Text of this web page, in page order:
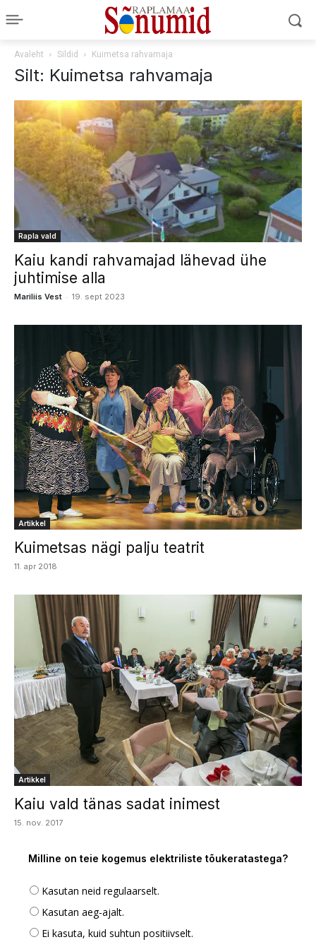
Avaleht Sildid Kuimetsa rahvamaja
Silt: Kuimetsa rahvamaja
Rapla vald
Kaiu kandi rahvamajad lähevad ühe
juhtimise alla
Mariliis Vest - 19. sept 2023
Artikkel
Kuimetsas nägi palju teatrit
11. apr 2018
Artikkel
Kaiu vald tänas sadat inimest
15. nov. 2017
Milline on teie kogemus elektriliste tõukeratastega?
Kasutan neid regulaarselt.
Kasutan aeg-ajalt.
Ei kasuta, kuid suhtun positiivselt.